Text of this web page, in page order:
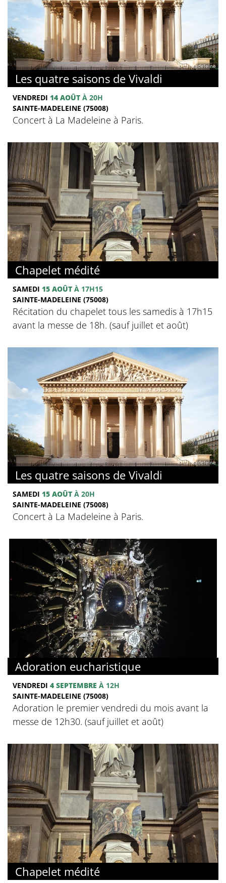
© La Madeleine
Les quatre saisons de Vivaldi
VENDREDI 14 AOÛT À 20H
SAINTE-MADELEINE (75008)
Concert à La Madeleine à Paris.
Chapelet médité
SAMEDI 15 AOÛT À 17H15
SAINTE-MADELEINE (75008)
Récitation du chapelet tous les samedis à 17h15
avant la messe de 18h. (sauf juillet et août)
© La Madeleine
Les quatre saisons de Vivaldi
SAMEDI 15 AOÛT À 20H
SAINTE-MADELEINE (75008)
Concert à La Madeleine à Paris.
Adoration eucharistique
VENDREDI 4 SEPTEMBRE À 12H
SAINTE-MADELEINE (75008)
Adoration le premier vendredi du mois avant la
messe de 12h30. (sauf juillet et août)
Chapelet médité